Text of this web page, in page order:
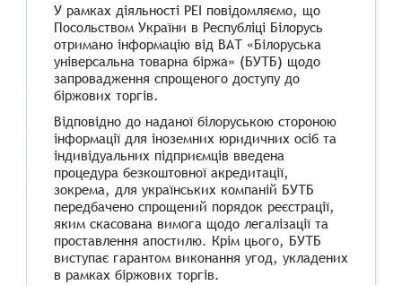
У рамках діяльності РЕІ повідомляємо, що
Посольством України в Республіці Білорусь
отримано інформацію від ВАТ «Білоруська
універсальна товарна біржа» (БУТБ) щодо
запровадження спрощеного доступу до
біржових торгів.
Відповідно до наданої білоруською стороною
інформації для іноземних юридичних осіб та
індивідуальних підприємців введена
процедура безкоштовної акредитації,
зокрема, для українських компаній БУТБ
передбачено спрощений порядок реєстрації,
яким скасована вимога щодо легалізації та
проставлення апостилю. Крім цього, БУТБ
виступає гарантом виконання угод, укладених
в рамках біржових торгів.